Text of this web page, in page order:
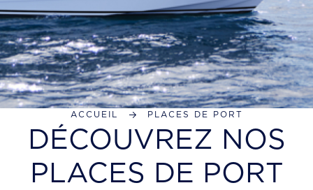
ACCUEIL PLACES DE PORT
DÉCOUVREZ NOS
PLACES DE PORT